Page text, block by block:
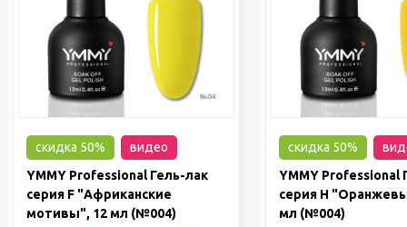
скидка 50%
видео
YMMY Professional Гель-лак
серия F "Африканские
мотивы", 12 мл (№004)
скидка 50%
YMMY Professional
серия H
мл (№004)